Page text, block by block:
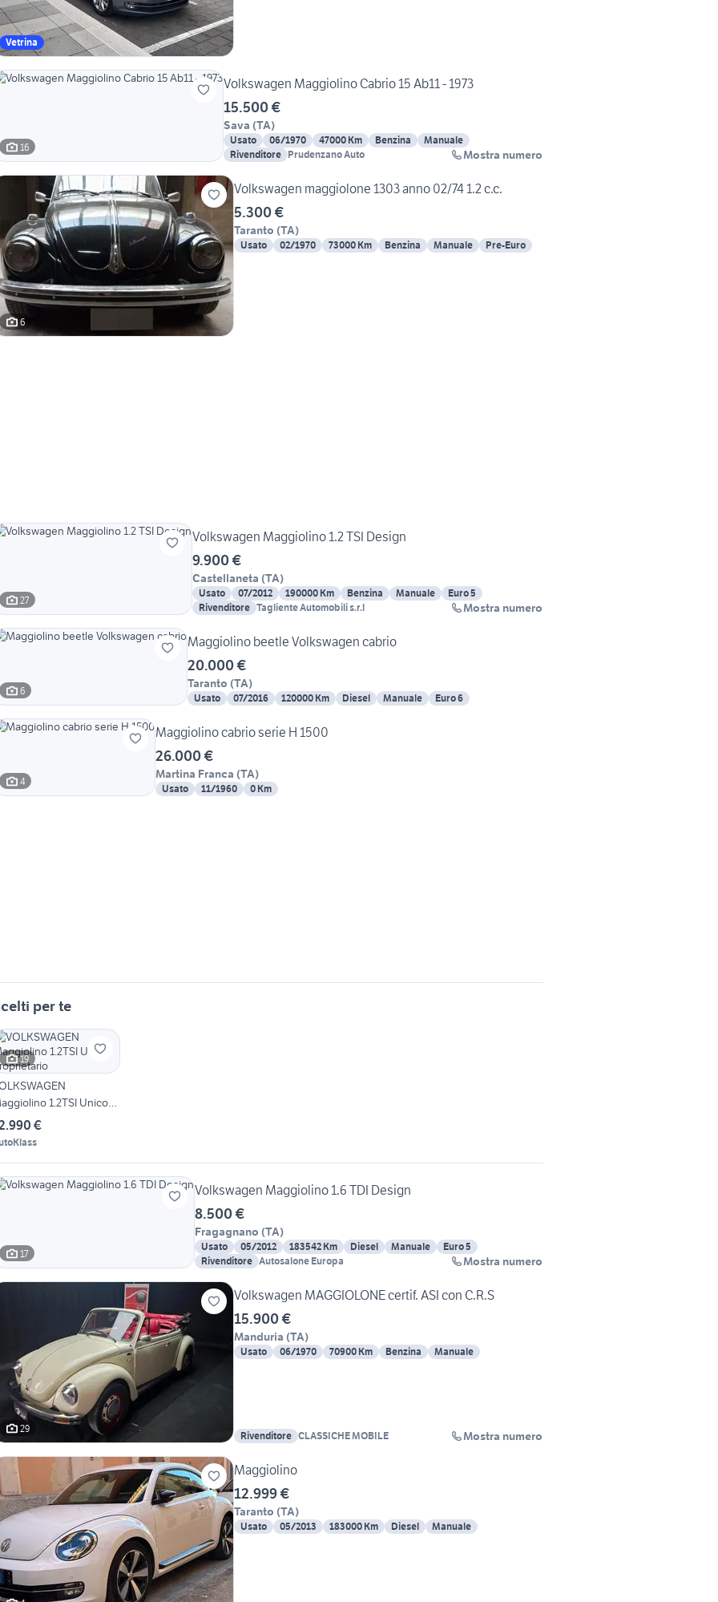
Vetrina
16
Volkswagen Maggiolino Cabrio 15 Ab11 - 1973
15.500 €
Sava (TA)
Usato 06/1970 47000 Km Benzina
Manuale
Rivenditore Prudenzano Auto Mostra numero
6
Volkswagen maggiolone 1303 anno 02/74 1.2 c.c.
5.300 €
Taranto (TA)
Usato 02/1970 73000 Km Benzina Manuale Pre-Euro
27
Volkswagen Maggiolino 1.2 TSI Design
9.900 €
Castellaneta (TA)
Usato 07/2012 190000 Km Benzina Manuale
Euro 5
Rivenditore Tagliente Automobili s.r.l Mostra numero
6
Maggiolino beetle Volkswagen cabrio
20.000 €
Taranto (TA)
Usato 07/2016 120000 Km Diesel Manuale Euro 6
4
Maggiolino cabrio serie H 1500
26.000 €
Martina Franca (TA)
Usato 11/1960 0 Km
per te
19
1.2TSI Unico
€
17
Volkswagen Maggiolino 1.6 TDI Design
8.500 €
Fragagnano (TA)
Usato 05/2012 183542 Km Diesel Manuale
Euro 5
Rivenditore Autosalone Europa Mostra numero
29
Volkswagen MAGGIOLONE certif. ASI con C.R.S
15.900 €
Manduria (TA)
Usato 06/1970 70900 Km Benzina Manuale
Rivenditore CLASSICHE MOBILE Mostra numero
Maggiolino
12.999 €
Taranto (TA)
Usato 05/2013 183000 Km Diesel Manuale